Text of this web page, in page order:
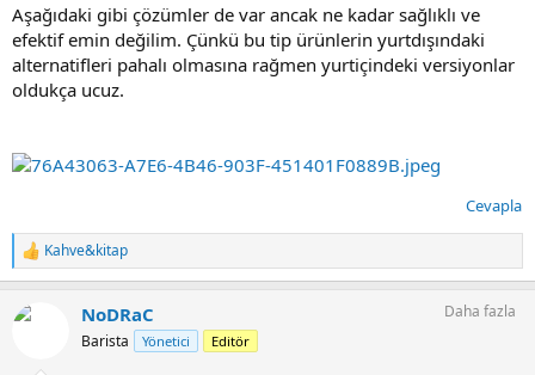
Aşağıdaki gibi çözümler de var ancak ne kadar sağlıklı ve
efektif emin değilim. Çünkü bu tip ürünlerin yurtdışındaki
alternatifleri pahalı olmasına rağmen yurtiçindeki versiyonlar
oldukça ucuz.
Cevapla
T
e
k
Kahve&kitap
NoDRaC
Barista Yönetici Editör
Daha fazla